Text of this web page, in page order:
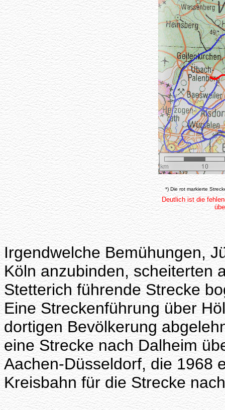
*) Die rot markierte
Deutlich ist die
Irgendwelche Bemühungen,
Köln anzubinden, scheiterten
Stetterich führende Strecke
Eine Streckenführung über
dortigen Bevölkerung
eine Strecke nach Dalheim
Aachen-Düsseldorf, die 1968
Kreisbahn für die Strecke